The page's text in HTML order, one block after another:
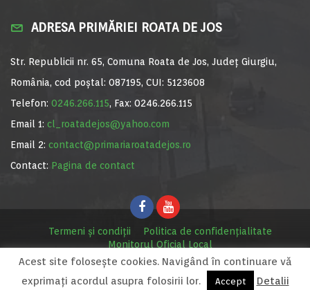
ADRESA PRIMĂRIEI ROATA DE JOS
Str. Republicii nr. 65, Comuna Roata de Jos, Județ Giurgiu,
România, cod poștal: 087195, CUI: 5123608
Telefon: 0246.266.115, Fax: 0246.266.115
Email 1: cl_roatadejos@yahoo.com
Email 2: contact@primariaroatadejos.ro
Contact: Pagina de contact
Termeni și condiții
Politica de confidențialitate
Monitorul Oficial Local
© Primăria Roata de Jos, 2020. Site realizat de MediaDigi.ro
Acest site foloseşte cookies. Navigând în continuare vă
exprimaţi acordul asupra folosirii lor.
Accept Detalii